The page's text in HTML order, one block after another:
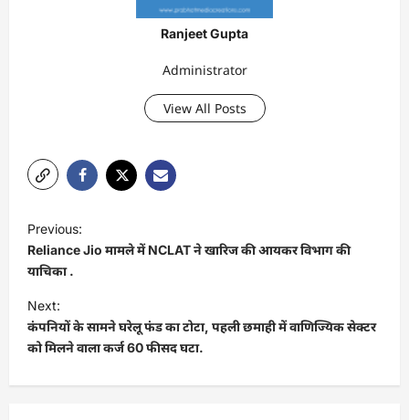
Ranjeet Gupta
Administrator
View All Posts
P
o
s
t
n
a
v
Previous:
Reliance Jio मामले में NCLAT ने खारिज की आयकर विभाग की
याचिका .
Next:
कंपनियों के सामने घरेलू फंड का टोटा, पहली छमाही में वाणिज्यिक सेक्टर
को मिलने वाला कर्ज 60 फीसद घटा.